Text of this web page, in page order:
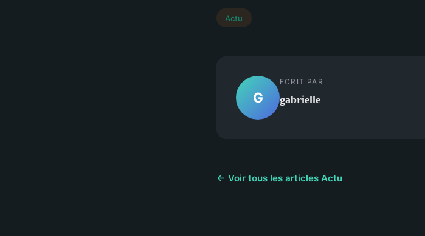
Actu
G
ECRIT PAR
gabrielle
← Voir tous les articles Actu